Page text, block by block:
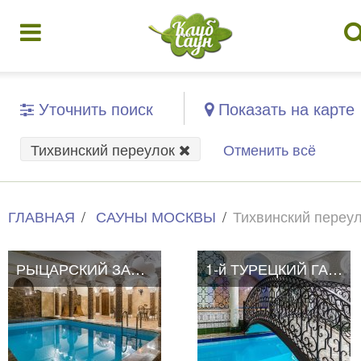
Уточнить поиск Показать на карте
Тихвинский переулок Отменить всё
ГЛАВНАЯ САУНЫ МОСКВЫ Тихвинский
РЫЦАРСКИЙ ЗАМОК 1-й ТУРЕЦКИЙ ГАМБИТ